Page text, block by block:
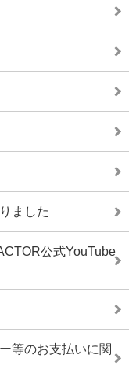
ました
公式YouTube
等のお支払いに関